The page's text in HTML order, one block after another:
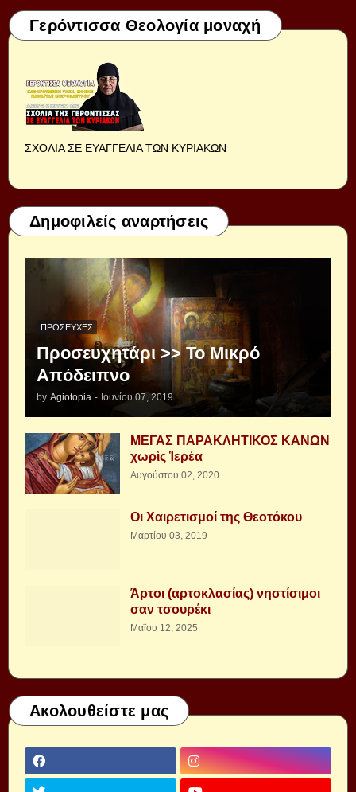
Γερόντισσα Θεολογία μοναχή
ΣΧΟΛΙΑ ΣΕ ΕΥΑΓΓΕΛΙΑ ΤΩΝ ΚΥΡΙΑΚΩΝ
Δημοφιλείς αναρτήσεις
ΠΡΟΣΕΥΧΈΣ
Προσευχητάρι >> Το Μικρό
Απόδειπνο
by Agiotopia - Ιουνίου 07, 2019
ΜΕΓΑΣ ΠΑΡΑΚΛΗΤΙΚΟΣ ΚΑΝΩΝ
χωρὶς Ἱερέα
Αυγούστου 02, 2020
Οι Χαιρετισμοί της Θεοτόκου
Μαρτίου 03, 2019
Άρτοι (αρτοκλασίας) νηστίσιμοι
σαν τσουρέκι
Μαΐου 12, 2025
Ακολουθείστε μας